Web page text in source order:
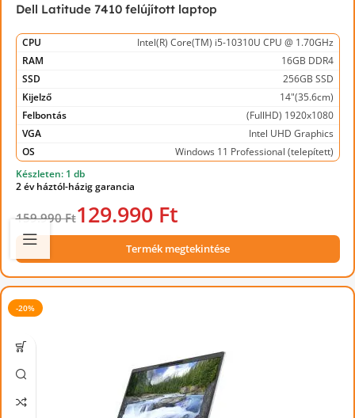
Dell Latitude 7410 felújított laptop
CPU
Intel(R) Core(TM) i5-10310U CPU @ 1.70GHz
RAM
16GB DDR4
SSD
256GB SSD
Kijelző
14"(35.6cm)
Felbontás
(FullHD) 1920x1080
VGA
Intel UHD Graphics
OS
Windows 11 Professional (telepített)
Készleten: 1 db
2 év háztól-házig garancia
159.990 Ft129.990 Ft
Termék megtekintése
-20%